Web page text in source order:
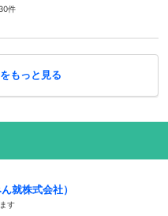
件
もっと見る
就株式会社）
す